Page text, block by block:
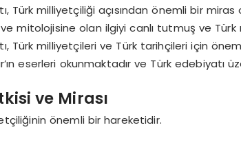
Türk milliyetçiliği açısından önemli bir
mitolojisine olan ilgiyi canlı tutmuş ve Türk
Türk milliyetçileri ve Türk tarihçileri için
eserleri okunmaktadır ve Türk
ve Mirası
önemli bir hareketidir.